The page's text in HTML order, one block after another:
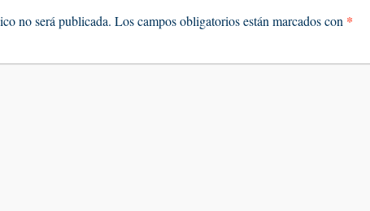
no será publicada. Los campos obligatorios están marcados con *